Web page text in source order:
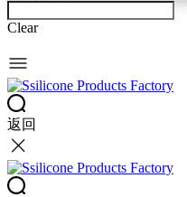
Clear
返回